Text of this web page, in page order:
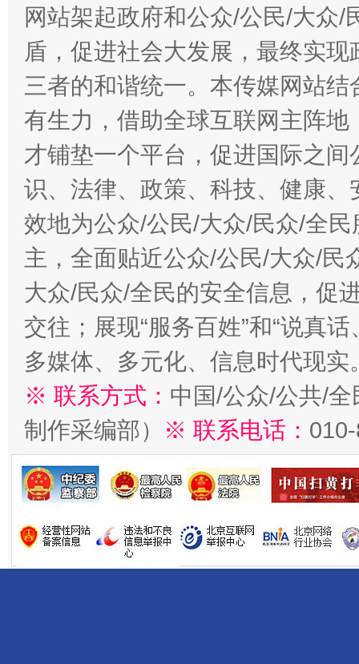
网站架起政府和公众/公民/大众
盾，促进社会大发展，最终实
三者的和谐统一。本传媒网站
有生力，借助全球互联网主阵
才铺垫一个平台，促进国际之
识、法律、政策、科技、健康
效地为公众/公民/大众/民众/全
主，全面贴近公众/公民/大众/民
大众/民众/全民的安全信息，促
交往；展现“服务百姓”和“说真
多媒体、多元化、信息时代现实
※ 联系方式： 中国/公众/公共/
制作采编部）
※ 联系电话：